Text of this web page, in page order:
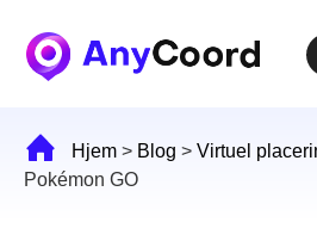
Hjem > Blog > Virtuel
Pokémon GO